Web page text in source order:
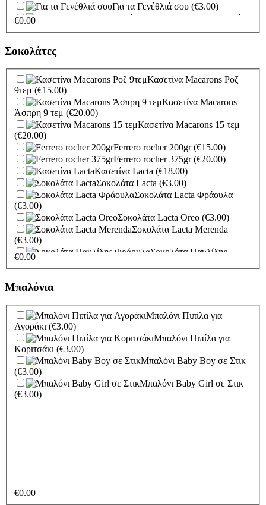
Για τα Γενέθλιά σου (€3.00)
Happy Birthday Μαργαρίτες
Να σας Ζήσει
(Καροτσάκι αγόρι)(€3.00)
Για το μωράκι σας
(Πιπίλα κορίτσι)(€3.00)
Για το Μωράκι σας
(Πιπίλα αγόρι) (€3.00)
Για Το
Νεογέννητο (Πελαργός κορίτσι)(€3.00)
Για Το Νεογέννητο
(Πελαργός αγόρι)(€3.00)
Για τον Αρραβώνα σας..
Κάθε Χαρά και Ευτυχία!
(€3.00)
Congratulation(€3.00)
Καλές Δουλειές(€3.00)
Περαστικά(€3.00)
I Love You Dad(€3.00)
€0.00
Σοκολάτες
Κασετίνα Macarons Ροζ
9τεμ (€15.00)
Κασετίνα Macarons
Άσπρη 9 τεμ (€20.00)
Κασετίνα Macarons 15 τεμ
(€20.00)
Ferrero rocher 200gr(€15.00)
Ferrero rocher 375gr(€20.00)
Κασετίνα Lacta (€18.00)
Σοκολάτα Lacta (€3.00)
Σοκολάτα Lacta Φράουλα
(€3.00)
Σοκολάτα Lacta Oreo (€3.00)
Σοκολάτα Lacta Merenda
(€3.00)
Σοκολάτα Παυλίδης
Φράουλα
απολαύσεις
Τούρτα Μπουένο(€35.00)
Τούρτα Καραμέλα(€35.00)
Τούρτα Ανάμεικτη (€35.00)
Τούρτα Σοκολάτα(€35.00)
Τούρτα Καρδιά Φράουλα
(€35.00)
€0.00
Μπαλόνια
Μπαλόνι Πιπίλα για
Αγοράκι (€3.00)
Μπαλόνι Πιπίλα για
Κοριτσάκι (€3.00)
Μπαλόνι Baby Boy σε Στικ
(€3.00)
Μπαλόνι Baby Girl σε Στικ
(€3.00)
€0.00